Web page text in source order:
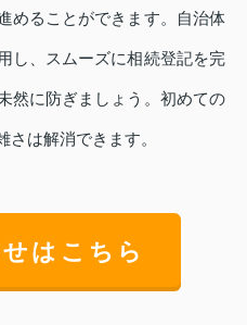
めることができます。自治体
し、スムーズに相続登記を完
然に防ぎましょう。初めての
は解消できます。
はこちら